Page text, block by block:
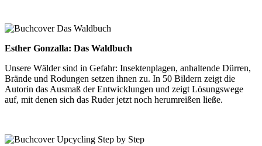
Esther Gonzalla: Das Waldbuch
Unsere Wälder sind in Gefahr: Insektenplagen, anhaltende Dürren,
Brände und Rodungen setzen ihnen zu. In 50 Bildern zeigt die
Autorin das Ausmaß der Entwicklungen und zeigt Lösungswege
auf, mit denen sich das Ruder jetzt noch herumreißen ließe.